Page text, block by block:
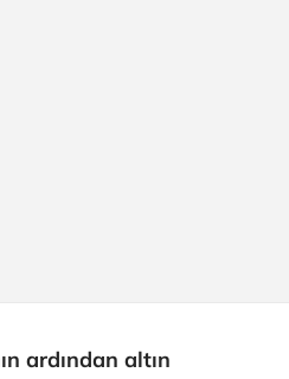
ardından altın